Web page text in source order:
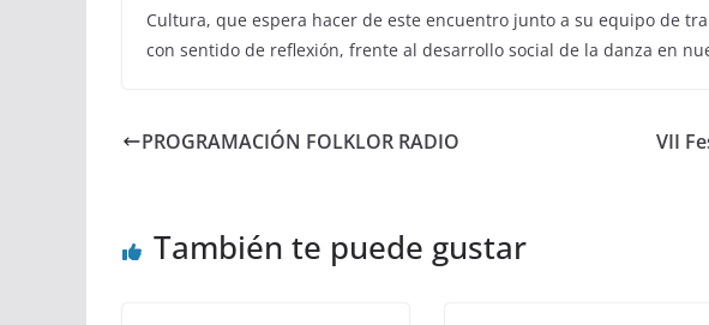
Cultura, que espera hacer de este encuentro junto a su equipo de
con sentido de reflexión, frente al desarrollo social de la danza en
PROGRAMACIÓN FOLKLOR RADIO
VII
También te puede gustar